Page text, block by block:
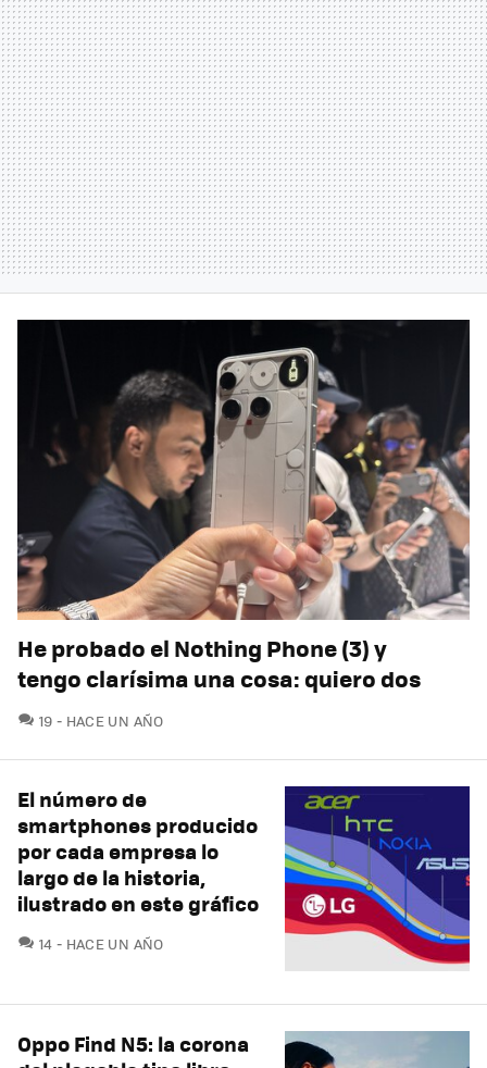
He probado el Nothing Phone (3) y
tengo clarísima una cosa: quiero dos
19 COMENTARIOS
HACE UN AÑO
El número de
smartphones producido
por cada empresa lo
largo de la historia,
ilustrado en este gráfico
14 COMENTARIOS
HACE UN AÑO
Oppo Find N5: la corona